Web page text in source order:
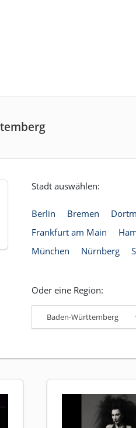
Stadt auswählen:
Berlin Bremen
Frankfurt am Main
München
Nürnberg
Oder eine Region:
Baden-Württemberg